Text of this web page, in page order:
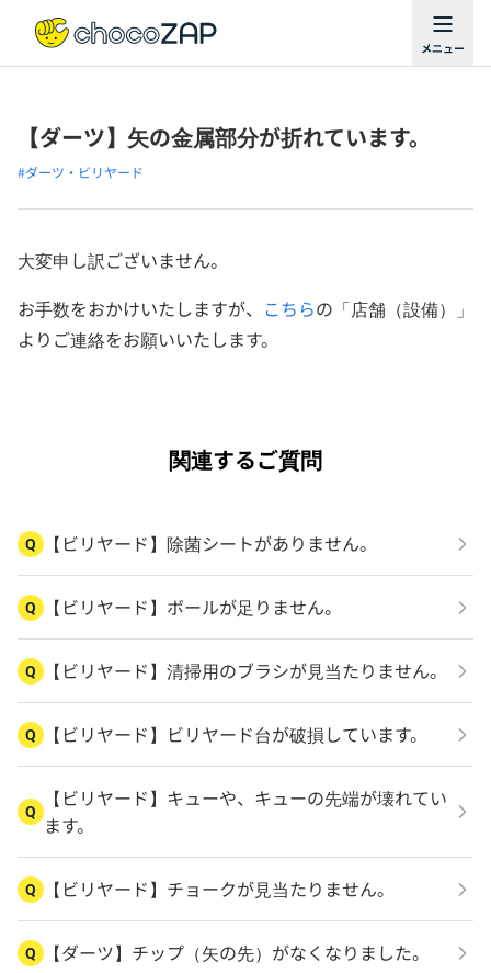
【ダーツ】矢の金属部分が折れています。
#ダーツ・ビリヤード
大変申し訳ございません。
お手数をおかけいたしますが、 こちらの「店舗（設備）」
よりご連絡をお願いいたします。
関連するご質問
Q 【ビリヤード】除菌シートがありません。
Q 【ビリヤード】ボールが足りません。
Q 【ビリヤード】清掃用のブラシが見当たりません。
Q 【ビリヤード】ビリヤード台が破損しています。
Q
【ビリヤード】キューや、キューの先端が壊れてい
ます。
Q 【ビリヤード】チョークが見当たりません。
Q 【ダーツ】チップ（矢の先）がなくなりました。